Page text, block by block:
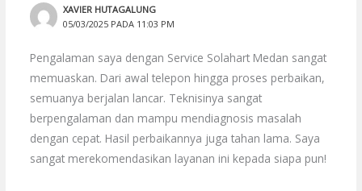
XAVIER HUTAGALUNG
05/03/2025 PADA 11:03 PM
Pengalaman saya dengan Service Solahart Medan sangat
memuaskan. Dari awal telepon hingga proses perbaikan,
semuanya berjalan lancar. Teknisinya sangat
berpengalaman dan mampu mendiagnosis masalah
dengan cepat. Hasil perbaikannya juga tahan lama. Saya
sangat merekomendasikan layanan ini kepada siapa pun!